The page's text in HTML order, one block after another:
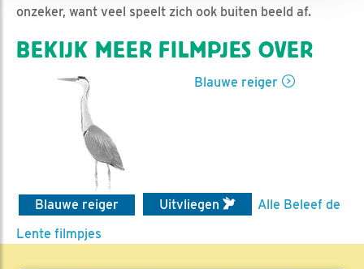
onzeker, want veel speelt zich ook buiten beeld af.
BEKIJK MEER FILMPJES OVER
Blauwe reiger
Blauwe reiger Uitvliegen
Alle Beleef de
Lente filmpjes